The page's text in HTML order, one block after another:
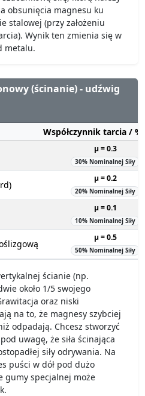
obsunięcia magnesu ku
stalowej (przy założeniu
Wynik ten zmienia się w
metalu.
(ścinanie) - udźwig
Współczynnik tarcia /
µ = 0.3
30% Nominalnej Siły
µ = 0.2
20% Nominalnej Siły
µ = 0.1
10% Nominalnej Siły
µ = 0.5
50% Nominalnej Siły
ścianie (np.
około 1/5 swojego
oraz niski
na to, że magnesy szybciej
odpadają. Chcesz stworzyć
uwagę, że siła ścinająca
siły odrywania. Na
puści w dół pod dużo
gumy specjalnej może